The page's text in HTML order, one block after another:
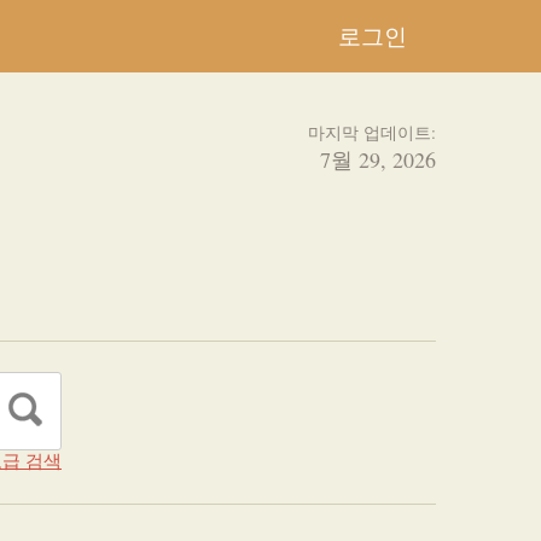
로그인
마지막 업데이트:
7월 29, 2026
급 검색